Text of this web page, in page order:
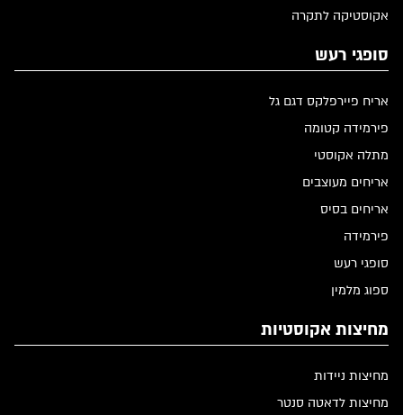
אקוסטיקה לתקרה
סופגי רעש
אריח פיירפלקס דגם גל
פירמידה קטומה
מתלה אקוסטי
אריחים מעוצבים
אריחים בסיס
פירמידה
סופגי רעש
ספוג מלמין
מחיצות אקוסטיות
מחיצות ניידות
מחיצות לדאטה סנטר